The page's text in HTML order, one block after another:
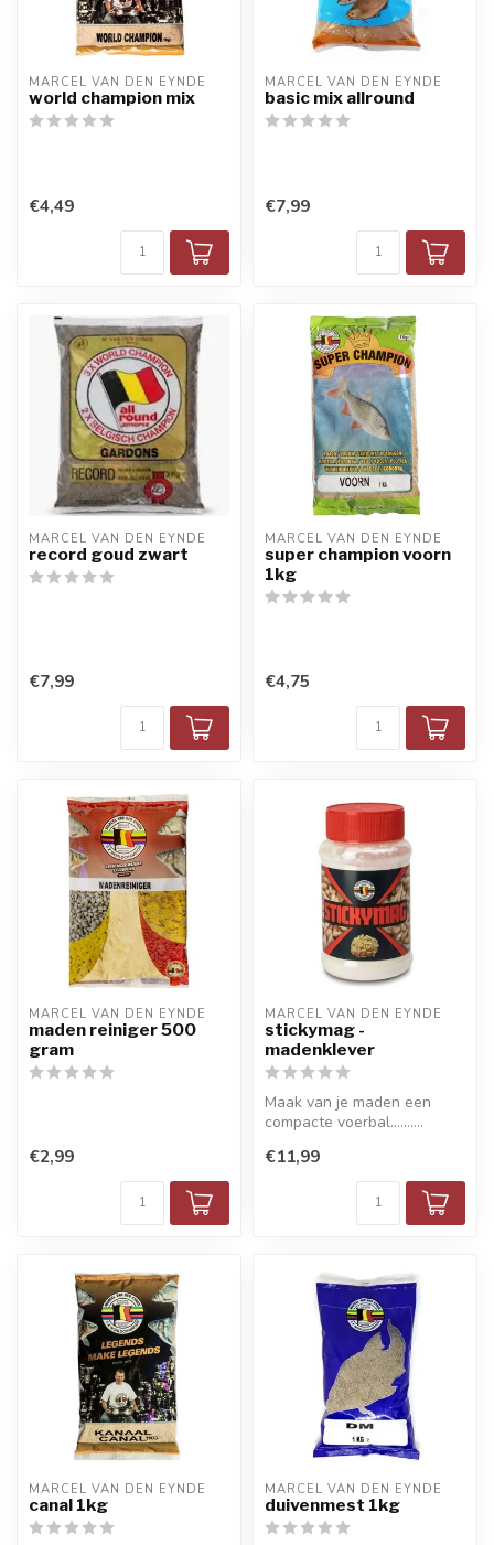
MARCEL VAN DEN EYNDE
world champion mix
€4,49
MARCEL VAN DEN EYNDE
basic mix allround
€7,99
MARCEL VAN DEN EYNDE
record goud zwart
€7,99
MARCEL VAN DEN EYNDE
super champion voorn
1kg
€4,75
MARCEL VAN DEN EYNDE
maden reiniger 500
gram
€2,99
MARCEL VAN DEN EYNDE
stickymag -
madenklever
Maak van je maden een
compacte voerbal..........
€11,99
MARCEL VAN DEN EYNDE
canal 1kg
MARCEL VAN DEN EYNDE
duivenmest 1kg